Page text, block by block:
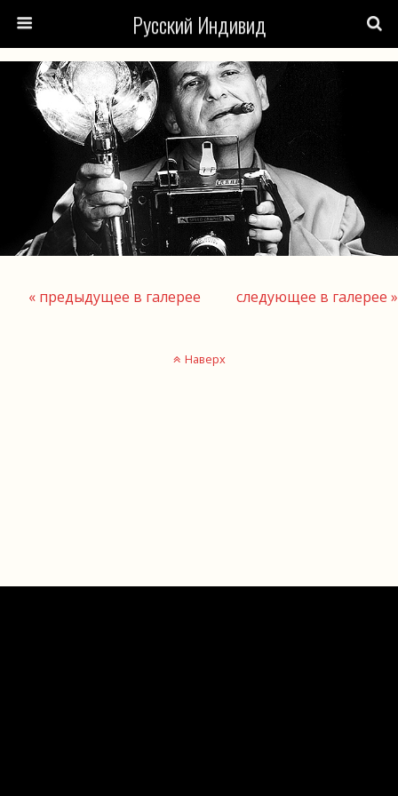
Русский Индивид
« предыдущее в галерее следующее в галерее »
Наверх